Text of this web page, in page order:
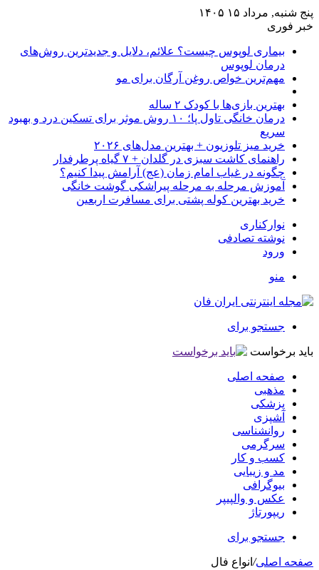
پنج شنبه, مرداد ۱۵ ۱۴۰۵
خبر فوری
بیماری لوپوس چیست؟ علائم، دلایل و جدیدترین روش‌های
درمان لوپوس
مهم‌ترین خواص روغن آرگان برای مو
بهترین بازی‌ها با کودک ۲ ساله
درمان خانگی تاول پا؛ ۱۰ روش موثر برای تسکین درد و بهبود
سریع
خرید میز تلوزیون + بهترین مدل‌های ۲۰۲۶
راهنمای کاشت سبزی در گلدان + ۷ گیاه پرطرفدار
چگونه در غیاب امام زمان (عج) آرامش پیدا کنیم؟
آموزش مرحله به مرحله پیراشکی گوشت خانگی
خرید بهترین کوله پشتی برای مسافرت اربعین
نوارکناری
نوشته تصادفی
ورود
منو
جستجو برای
باید برخواست
صفحه اصلی
مذهبی
پزشکی
آشپزی
روانشناسی
سرگرمی
کسب و کار
مد و زیبایی
بیوگرافی
عکس و والپیپر
ریپورتاژ
جستجو برای
صفحه اصلی/ انواع فال